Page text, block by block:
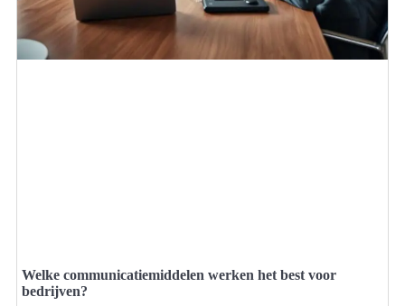
Welke communicatiemiddelen werken het best voor
bedrijven?